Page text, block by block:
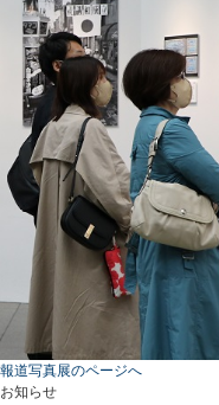
報道写真展のページへ
お知らせ